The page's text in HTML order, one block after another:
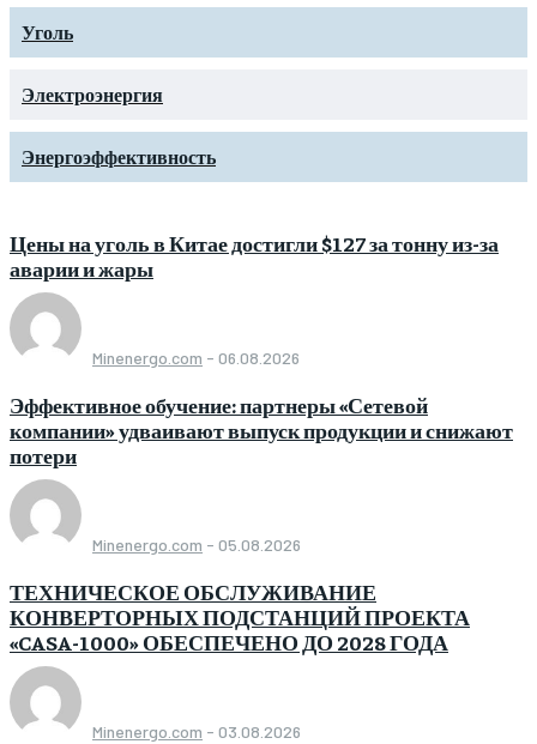
Уголь
Электроэнергия
Энергоэффективность
Цены на уголь в Китае достигли $127 за тонну из-за
аварии и жары
Minenergo.com - 06.08.2026
Эффективное обучение: партнеры «Сетевой
компании» удваивают выпуск продукции и снижают
потери
Minenergo.com - 05.08.2026
ТЕХНИЧЕСКОЕ ОБСЛУЖИВАНИЕ
КОНВЕРТОРНЫХ ПОДСТАНЦИЙ ПРОЕКТА
«CASA-1000» ОБЕСПЕЧЕНО ДО 2028 ГОДА
Minenergo.com - 03.08.2026